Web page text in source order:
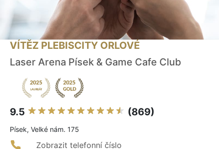
VÍTĚZ PLEBISCITY ORLOVÉ
Laser Arena Písek & Game Cafe Club
9.5 (869)
Písek, Velké nám. 175
Zobrazit telefonní číslo